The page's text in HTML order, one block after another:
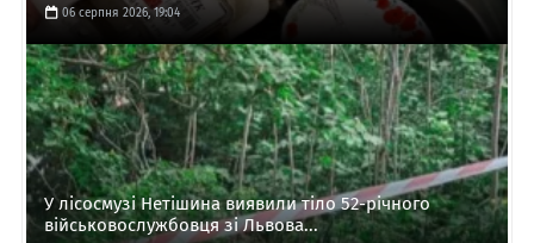
06 серпня 2026, 19:04
У лісосмузі Нетішина виявили тіло 52-річного
військовослужбовця зі Львова...